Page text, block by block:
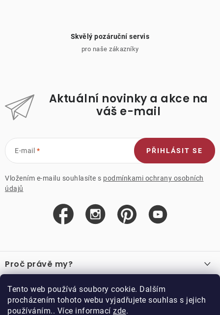
Tento web používá soubory cookie. Dalším
procházením tohoto webu vyjadřujete souhlas s jejich
používáním.. Více informací zde.
Skvělý pozáruční servis
pro naše zákazníky
Aktuální novinky a akce na
váš e-mail
E-mail
Vložením e-mailu souhlasíte s podmínkami ochrany osobních
údajů
PŘIHLÁSIT SE
á
p
a
Proč právě my?
Recenze
Důležité odkazy
Velkoobchod